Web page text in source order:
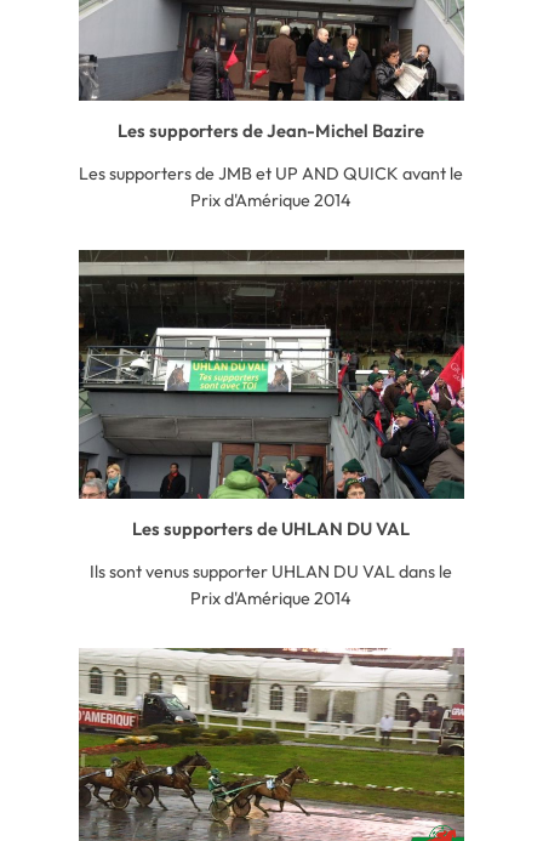
Les supporters de Jean-Michel Bazire
Les supporters de JMB et UP AND QUICK avant le
Prix d'Amérique 2014
Les supporters de UHLAN DU VAL
Ils sont venus supporter UHLAN DU VAL dans le
Prix d'Amérique 2014